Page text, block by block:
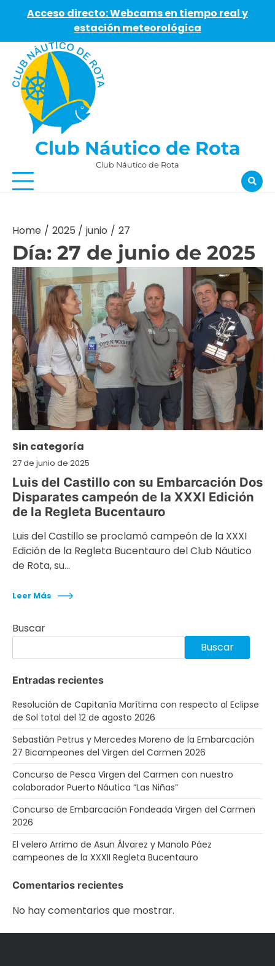
Acceso directo: Webcams en tiempo real y
estación meteorológica
content
Club Náutico de Rota
Club Náutico de Rota
Home 2025 junio 27
Día: 27 de junio de 2025
Sin categoría
27 de junio de 2025
Luis del Castillo con su Embarcación Dos
Disparates campeón de la XXXI Edición
de la Regleta Bucentauro
Luis del Castillo se proclamó campeón de la XXXI
Edición de la Regleta Bucentauro del Club Náutico
de Rota, su…
Leer Más
Buscar
Buscar
Entradas recientes
Resolución de Capitanía Marítima con respecto al Eclipse
de Sol total del 12 de agosto 2026
Sebastián Petrus y Mercedes Moreno de la Embarcación
27 Bicampeones del Virgen del Carmen 2026
Concurso de Pesca Virgen del Carmen con nuestro
colaborador Puerto Náutica “Las Niñas”
Concurso de Embarcación Fondeada Virgen del Carmen
2026
El velero Arrimo de Asun Álvarez y Manolo Páez
campeones de la XXXII Regleta Bucentauro
Comentarios recientes
No hay comentarios que mostrar.